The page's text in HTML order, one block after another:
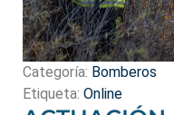
Categoría: Bomberos
Etiqueta: Online